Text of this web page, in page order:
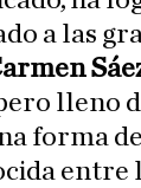
a las
lleno
forma
entre